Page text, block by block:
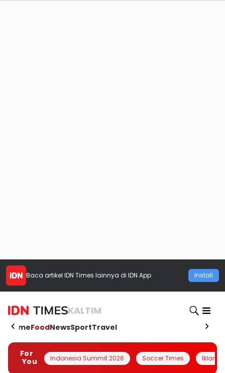
Baca artikel IDN Times lainnya di IDN App Install
KALTIM
HomeFoodNewsSportTravel
For
You
Indonesia Summit 2026 Soccer Times Iklanin